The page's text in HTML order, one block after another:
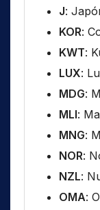
J:
KOR:
KWT:
LUX:
MDG:
MLI:
MNG:
NOR:
NZL:
OMA: